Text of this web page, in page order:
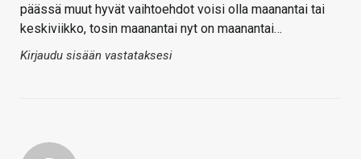
päässä muut hyvät vaihtoehdot voisi olla maanantai tai
keskiviikko, tosin maanantai nyt on maanantai…
Kirjaudu sisään vastataksesi